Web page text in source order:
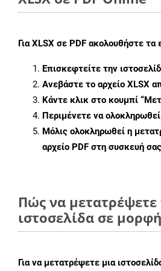
ΓιαXLSX σε PDF ακολουθήστε τα
Επισκεφτείτε την
Ανεβάστε το αρχείο XLSX
Κάντε κλικ στο κουμπί
Περιμένετε να
Μόλις ολοκληρωθεί η
αρχείο PDF στη συσκευή
Πώς να μετατρέψετε
ιστοσελίδα σε μορφή
Για να μετατρέψετε μια